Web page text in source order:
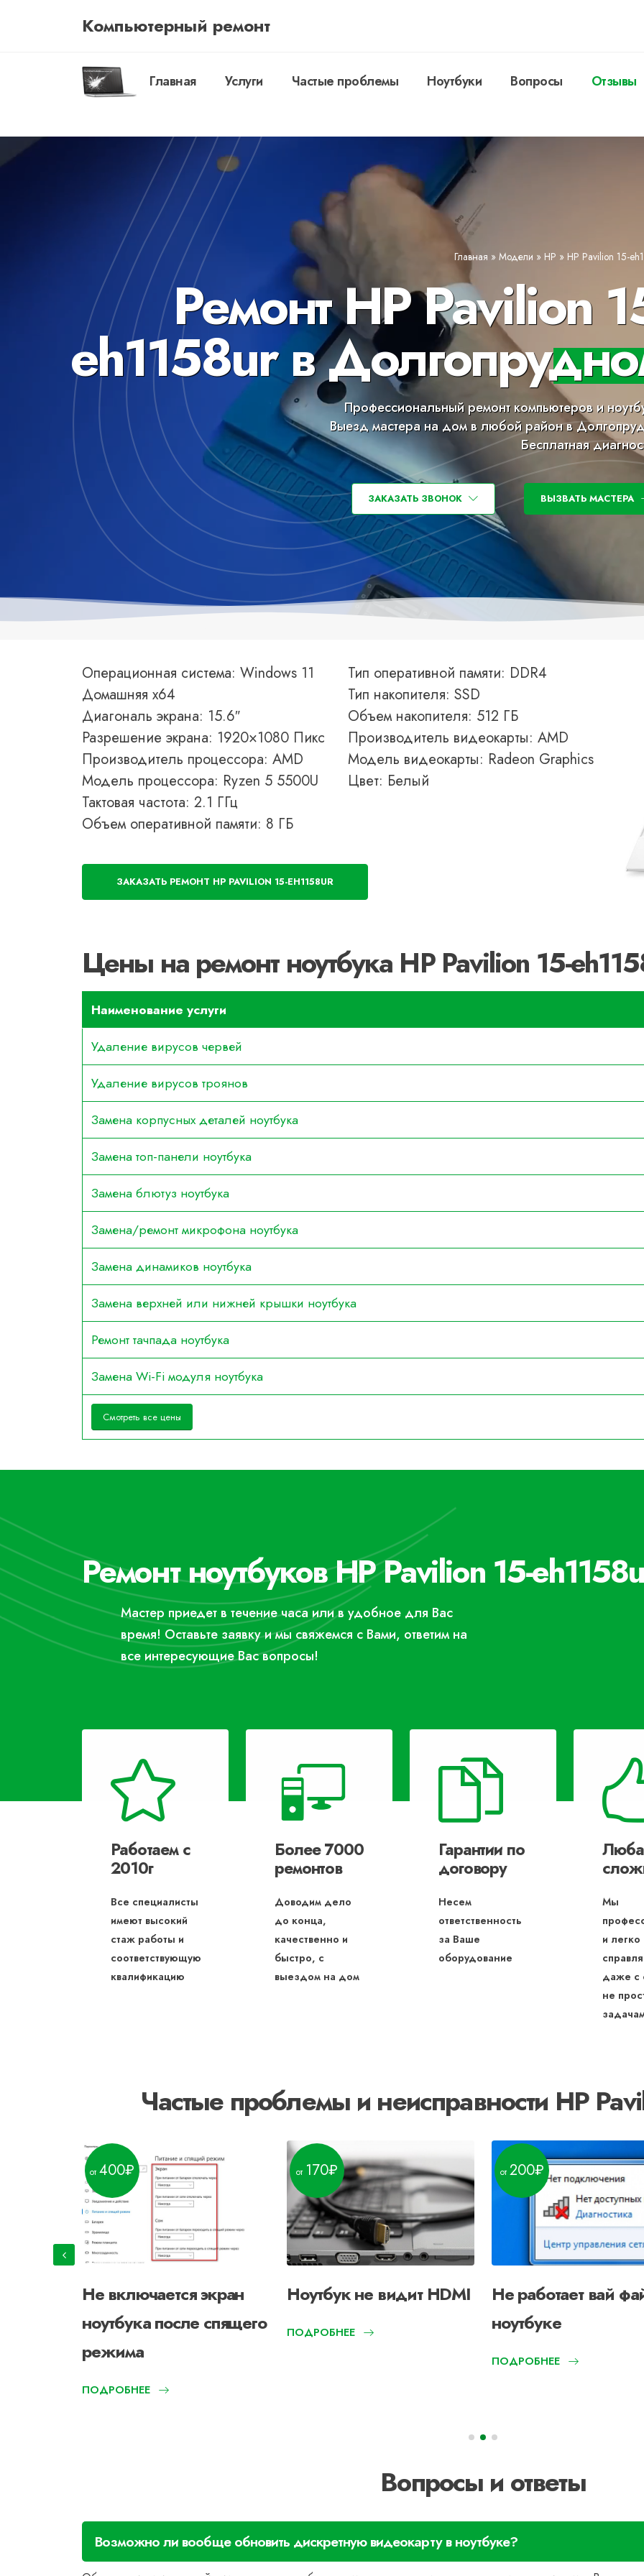
Компьютерный ремонт
Главная Услуги Частые проблемы Ноутбуки Вопросы Отзывы
Главная » Модели » HP » HP Pavilion 15-
Ремонт HP Pavilion
eh1158ur в
Профессиональный ремонт компьютеров и
Выезд мастера на дом в любой район в
Бесплатная
ЗАКАЗАТЬ ЗВОНОК ВЫЗВАТЬ МАСТЕРА
Операционная система: Windows 11
Домашняя x64
Диагональ экрана: 15.6″
Разрешение экрана: 1920×1080 Пикс
Производитель процессора: AMD
Модель процессора: Ryzen 5 5500U
Тактовая частота: 2.1 ГГц
Объем оперативной памяти: 8 ГБ
Тип оперативной памяти: DDR4
Тип накопителя: SSD
Объем накопителя: 512 ГБ
Производитель видеокарты: AMD
Модель видеокарты: Radeon Graphics
Цвет: Белый
ЗАКАЗАТЬ РЕМОНТ HP PAVILION 15-EH1158UR
Цены на ремонт ноутбука HP Pavilion 15-
Наименование услуги
Удаление вирусов червей
Удаление вирусов троянов
Замена корпусных деталей ноутбука
Замена топ-панели ноутбука
Замена блютуз ноутбука
Замена/ремонт микрофона ноутбука
Замена динамиков ноутбука
Замена верхней или нижней крышки ноутбука
Ремонт тачпада ноутбука
Замена Wi-Fi модуля ноутбука
Смотреть все цены
Ремонт ноутбуков HP Pavilion 15-
Мастер приедет в течение часа или в удобное для Вас
время! Оставьте заявку и мы свяжемся с Вами, ответим на
все интересующие Вас вопросы!
Работаем с
2010г
Все специалисты
имеют высокий
стаж работы и
соответствующую
квалификацию
Более 7000
ремонтов
Доводим дело
до конца,
качественно и
быстро, с
выездом на дом
Гарантии по
договору
Несем
ответственность
за Ваше
оборудование
Мы
и легко
даже с
не
Частые проблемы и неисправности HP
Не включается экран
ноутбука после спящего
режима
400
ПОДРОБНЕЕ
Ноутбук не видит HDMI
170
ПОДРОБНЕЕ
Не работает вай
ноутбуке
200
ПОДРОБНЕЕ
Вопросы и ответы
Возможно ли вообще обновить дискретную видеокарту в ноутбуке?